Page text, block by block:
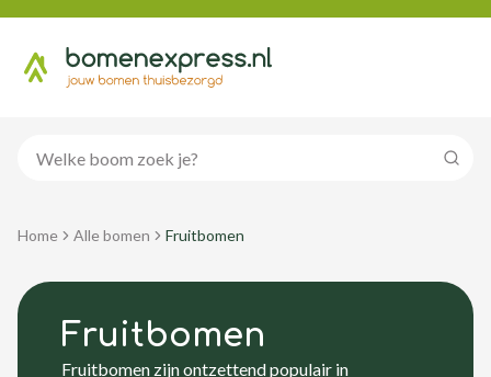
Home Alle bomen Fruitbomen
Fruitbomen
Fruitbomen zijn ontzettend populair in